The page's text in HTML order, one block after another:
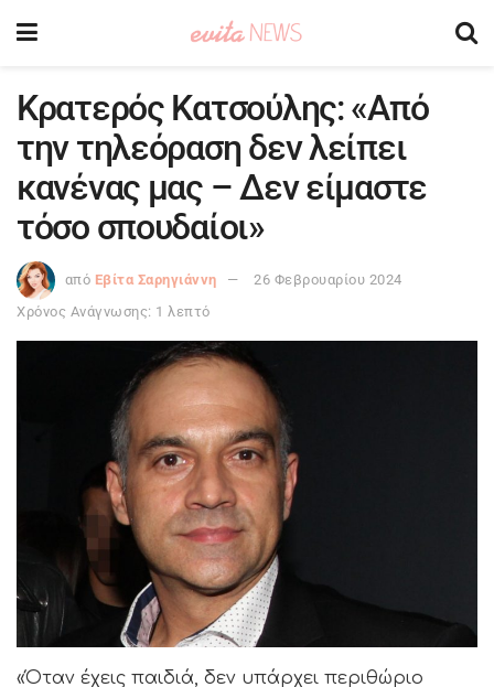
Κρατερός Κατσούλης: «Από
την τηλεόραση δεν λείπει
κανένας μας – Δεν είμαστε
τόσο σπουδαίοι»
από Εβίτα Σαρηγιάννη
26 Φεβρουαρίου 2024
Χρόνος Ανάγνωσης: 1 λεπτό
«Όταν έχεις παιδιά, δεν υπάρχει περιθώριο